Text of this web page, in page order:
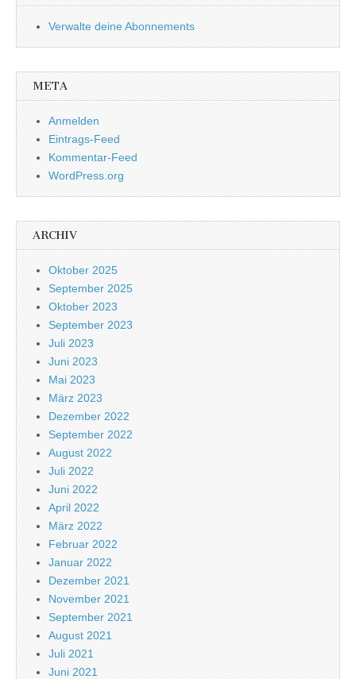
Verwalte deine Abonnements
META
Anmelden
Eintrags-Feed
Kommentar-Feed
WordPress.org
ARCHIV
Oktober 2025
September 2025
Oktober 2023
September 2023
Juli 2023
Juni 2023
Mai 2023
März 2023
Dezember 2022
September 2022
August 2022
Juli 2022
Juni 2022
April 2022
März 2022
Februar 2022
Januar 2022
Dezember 2021
November 2021
September 2021
August 2021
Juli 2021
Juni 2021